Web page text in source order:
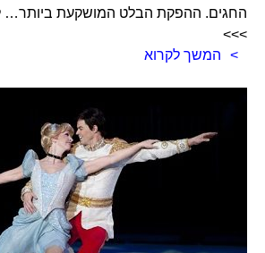
החגים. ההפקת הבלט המושקעת ביותר…
>>>
המשך לקרוא